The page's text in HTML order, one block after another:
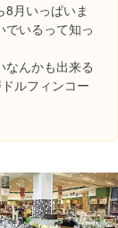
月いっぱいま
でいるって知っ
なんかも出来る
ルフィンコー